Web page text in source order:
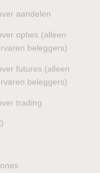
aandelen
opties (alleen
beleggers)
futures (alleen
beleggers)
trading